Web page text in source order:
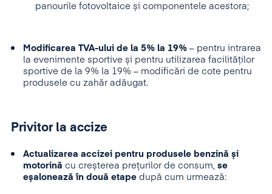
panourile fotovoltaice și componentele acestora;
Modificarea TVA-ului de la 5% la 19% – pentru intrarea
la evenimente sportive și pentru utilizarea facilităților
sportive de la 9% la 19% – modificări de cote pentru
produsele cu zahăr adăugat.
Privitor la accize
Actualizarea accizei pentru produsele benzină și
motorină cu creșterea prețurilor de consum, se
eșalonează în două etape după cum urmează: